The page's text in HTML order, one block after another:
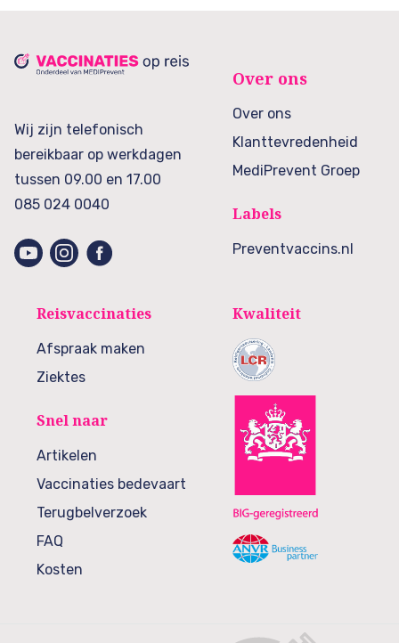
Wij zijn telefonisch
bereikbaar op werkdagen
tussen 09.00 en 17.00
085 024 0040
Over ons
Over ons
Klanttevredenheid
MediPrevent Groep
Labels
Preventvaccins.nl
Reisvaccinaties
Afspraak maken
Ziektes
Snel naar
Artikelen
Vaccinaties bedevaart
Terugbelverzoek
FAQ
Kosten
Kwaliteit